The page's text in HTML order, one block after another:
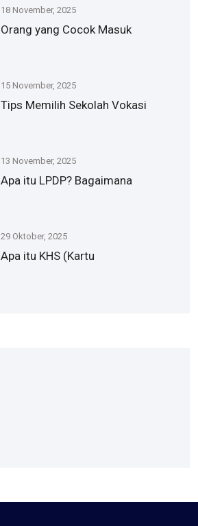
18 November, 2025
Orang yang Cocok Masuk
15 November, 2025
Tips Memilih Sekolah Vokasi
13 November, 2025
Apa itu LPDP? Bagaimana
29 Oktober, 2025
Apa itu KHS (Kartu